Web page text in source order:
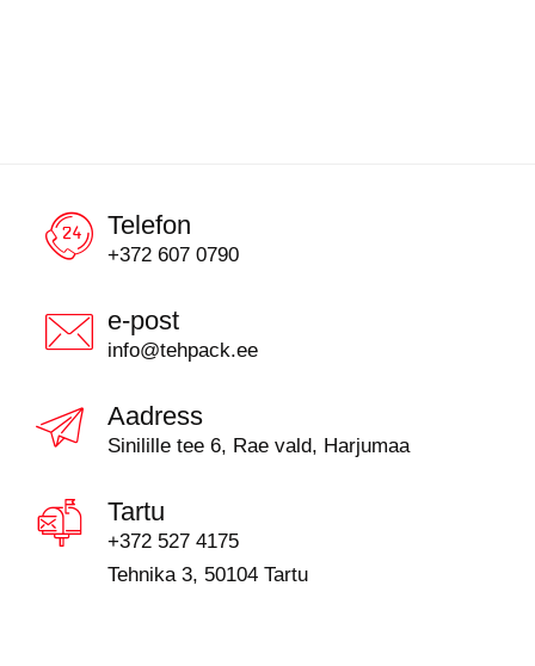
Telefon
+372 607 0790
e-post
info@tehpack.ee
Aadress
Sinilille tee 6, Rae vald, Harjumaa
Tartu
+372 527 4175
Tehnika 3, 50104 Tartu